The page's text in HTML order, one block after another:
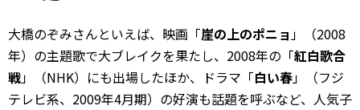
大橋のぞみさんといえば、映画「崖の上のポニョ」（2008
年）の主題歌で大ブレイクを果たし、2008年の「紅白歌合
戦」（NHK）にも出場したほか、ドラマ「白い春」（フジ
テレビ系、2009年4月期）の好演も話題を呼ぶなど、人気子